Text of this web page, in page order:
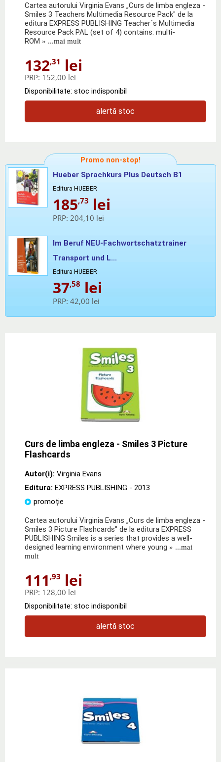
Cartea autorului Virginia Evans „Curs de limba engleza -
Smiles 3 Teachers Multimedia Resource Pack" de la
editura EXPRESS PUBLISHING Teacher´s Multimedia
Resource Pack PAL (set of 4) contains: multi-
ROM » ...mai mult
132,31 lei
PRP: 152,00 lei
Disponibilitate: stoc indisponibil
alertă stoc
Promo non-stop!
Hueber Sprachkurs Plus Deutsch B1
Editura HUEBER
185,73 lei
PRP: 204,10 lei
Im Beruf NEU-Fachwortschatztrainer
Transport und L...
Editura HUEBER
37,58 lei
PRP: 42,00 lei
Curs de limba engleza - Smiles 3 Picture
Flashcards
Autor(i): Virginia Evans
Editura: EXPRESS PUBLISHING - 2013
promoție
Cartea autorului Virginia Evans „Curs de limba engleza -
Smiles 3 Picture Flashcards" de la editura EXPRESS
PUBLISHING Smiles is a series that provides a well-
designed learning environment where young » ...mai
mult
111 ,93 lei
PRP: 128,00 lei
Disponibilitate: stoc indisponibil
alertă stoc